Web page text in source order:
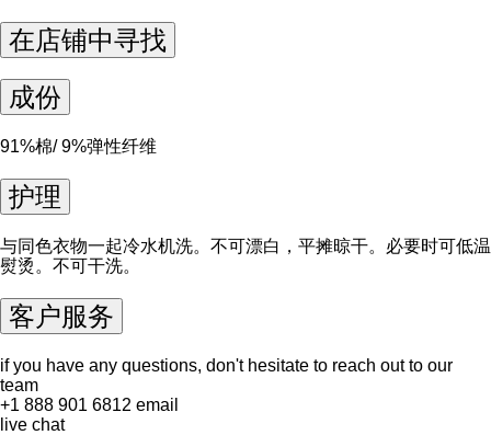
在店铺中寻找
成份
91%棉/ 9%弹性纤维
护理
与同色衣物一起冷水机洗。不可漂白，平摊晾干。必要时可低温
熨烫。不可干洗。
客户服务
if you have any questions, don't hesitate to reach out to our
team
+1 888 901 6812 email
live chat